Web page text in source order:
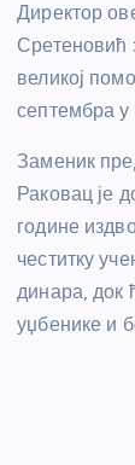
Директор
Сретеновић
великој
септембра у
Заменик
Раковац је
године
честитку
динара, док
уџбенике и